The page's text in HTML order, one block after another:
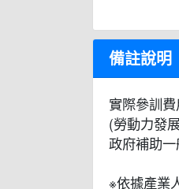
備註說明
實際參訓
(勞動力發
政府補助
※依據產業